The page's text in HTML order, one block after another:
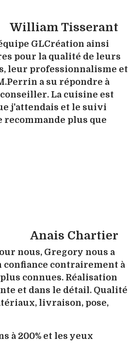
William Tisserant
GLCréation ainsi
pour la qualité de leurs
leur professionnalisme et
a su répondre à
La cuisine est
j'attendais et le suivi
plus que
Anais Chartier
nous, Gregory nous a
confiance contrairement à
connues. Réalisation
et dans le détail. Qualité
livraison, pose,
à 200% et les yeux